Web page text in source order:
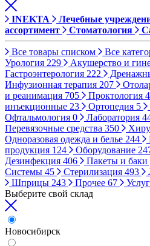
INEKTA Лечебные
ассортимент
Стоматология
Все товары списком Все
Урология 229 Акушерство и
Гастроэнтерология 222
Инфузионная терапия 207
и реанимация 705 Проктология
инъекционные 23 Ортопедия 5
Офтальмология 0 Лаборатория
Перевязочные средства 350
Одноразовая одежда и белье 244
продукция 124 Оборудование
Дезинфекция 406 Пакеты и баки
Системы 45 Стерилизация 493
Шприцы 243 Прочее 67
Выберите свой склад
Новосибирск